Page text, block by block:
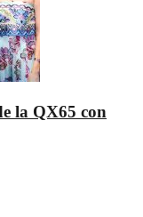
la QX65 con